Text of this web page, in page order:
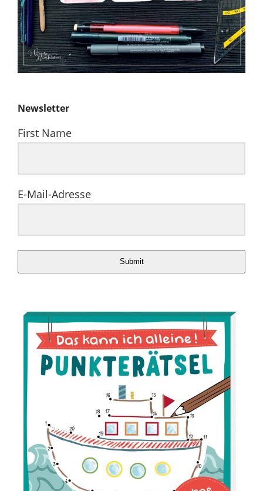
Newsletter
First Name
E-Mail-Adresse
Submit